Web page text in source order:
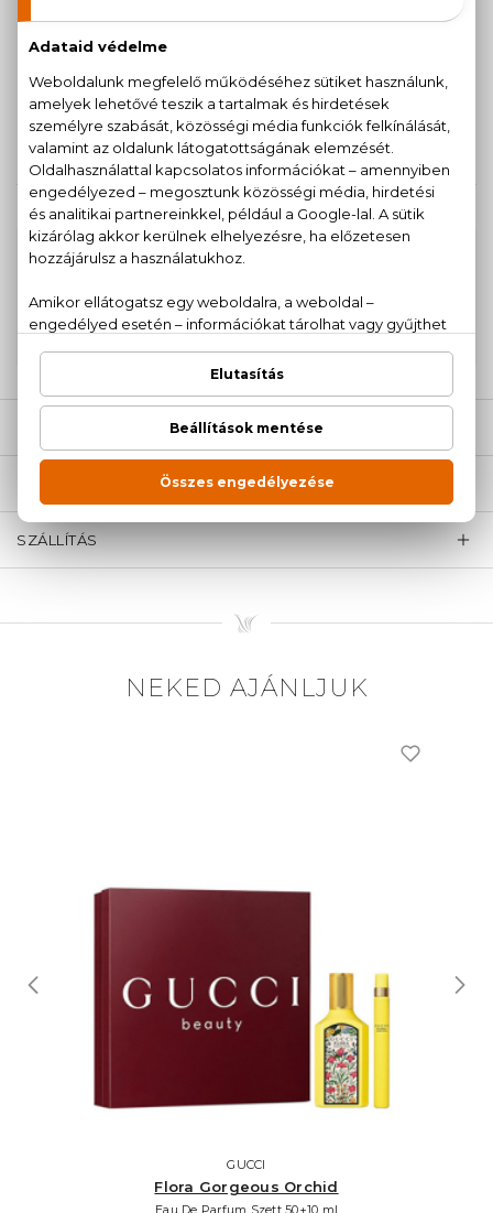
20.610 Ft
21.490 Ft
75 ml
24.120 Ft
KAPCSOLÓDÓ TERMÉKEK
100% eredeti termékek,14 napos visszaküldési
Kérdésed van, elakadtál? Hívd ügyfélszolgálatunkat:
20 779 1924
SZÁLLÍTÁS
NEKED AJÁNLJUK
GUCCI
Flora Gorgeous Orchid
Eau De Parfum Szett 50+10 ml